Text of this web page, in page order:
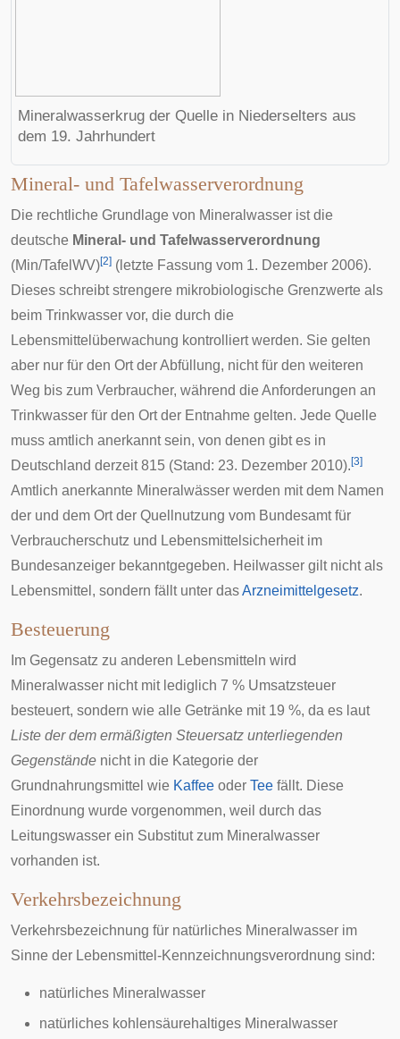
Mineralwasserkrug der Quelle in Niederselters aus
dem 19. Jahrhundert
Mineral- und Tafelwasserverordnung
Die rechtliche Grundlage von Mineralwasser ist die
deutsche Mineral- und Tafelwasserverordnung
(Min/TafelWV)[2] (letzte Fassung vom 1. Dezember 2006).
Dieses schreibt strengere mikrobiologische Grenzwerte als
beim Trinkwasser vor, die durch die
Lebensmittelüberwachung kontrolliert werden. Sie gelten
aber nur für den Ort der Abfüllung, nicht für den weiteren
Weg bis zum Verbraucher, während die Anforderungen an
Trinkwasser für den Ort der Entnahme gelten. Jede Quelle
muss amtlich anerkannt sein, von denen gibt es in
Deutschland derzeit 815 (Stand: 23. Dezember 2010). [3]
Amtlich anerkannte Mineralwässer werden mit dem Namen
der und dem Ort der Quellnutzung vom Bundesamt für
Verbraucherschutz und Lebensmittelsicherheitim
Bundesanzeiger bekanntgegeben. Heilwasser gilt nicht als
Lebensmittel, sondern fällt unter dasArzneimittelgesetz.
Besteuerung
Im Gegensatz zu anderen Lebensmitteln wird
Mineralwasser nicht mit lediglich 7 % Umsatzsteuer
besteuert, sondern wie alle Getränke mit 19 %, da es laut
Liste der dem ermäßigten Steuersatz unterliegenden
Gegenstände nicht in die Kategorie der
Grundnahrungsmittel wie Kaffee oder Tee fällt. Diese
Einordnung wurde vorgenommen, weil durch das
Leitungswasser ein Substitut zum Mineralwasser
vorhanden ist.
Verkehrsbezeichnung
Verkehrsbezeichnung für natürliches Mineralwasser im
Sinne der Lebensmittel-Kennzeichnungsverordnung sind:
natürliches Mineralwasser
natürliches kohlensäurehaltiges Mineralwasser